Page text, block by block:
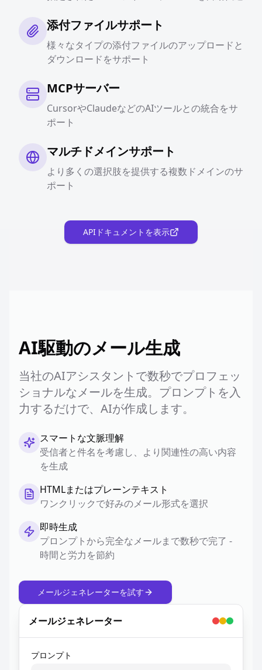
添付ファイルサポート
様々なタイプの添付ファイルのアップロードと
ダウンロードをサポート
MCPサーバー
CursorやClaudeなどのAIツールとの統合をサ
ポート
マルチドメインサポート
より多くの選択肢を提供する複数ドメインのサ
ポート
APIドキュメントを表示
AI駆動のメール生成
当社のAIアシスタントで数秒でプロフェッ
ショナルなメールを生成。プロンプトを入
力するだけで、AIが作成します。
スマートな文脈理解
受信者と件名を考慮し、より関連性の高い内容
を生成
HTMLまたはプレーンテキスト
ワンクリックで好みのメール形式を選択
即時生成
プロンプトから完全なメールまで数秒で完了 -
時間と労力を節約
メールジェネレーターを試す
メールジェネレーター
プロンプト